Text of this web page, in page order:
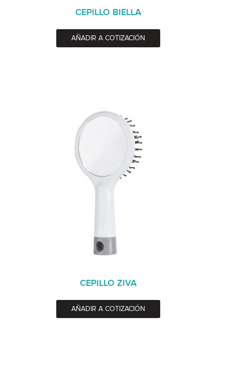
CEPILLO BIELLA
AÑADIR A COTIZACIÓN
CEPILLO ZIVA
AÑADIR A COTIZACIÓN